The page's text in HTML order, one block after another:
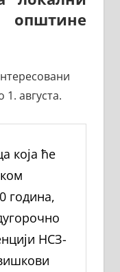
општине
1. августа.
која ће
година,
НСЗ-